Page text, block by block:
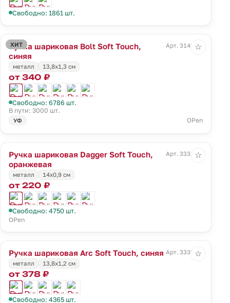
Свободно: 1861 шт.
ХИТ
Ручка шариковая Bolt Soft Touch,
синяя
Арт. 3140.40
металл 13,8х1,3 см
от 340 ₽
Свободно: 6786 шт.
В пути: 3000 шт.
УФ OPen
☆
Ручка шариковая Dagger Soft Touch,
оранжевая
Арт. 3331.20
металл 14х0,9 см
от 220 ₽
Свободно: 4750 шт.
OPen
☆
Ручка шариковая Arc Soft Touch, синяя Арт. 3332.40
металл
13,8х1,2 см
от 378 ₽
Свободно: 4365 шт.
☆